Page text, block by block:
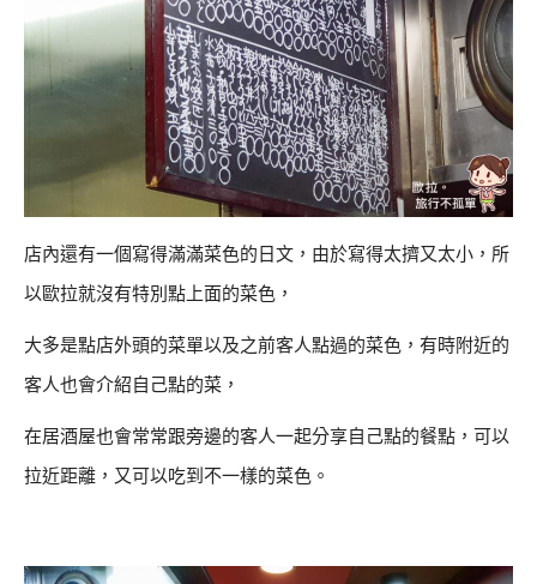
店內還有一個寫得滿滿菜色的日文，由於寫得太擠又太小，所
以歐拉就沒有特別點上面的菜色，
大多是點店外頭的菜單以及之前客人點過的菜色，有時附近的
客人也會介紹自己點的菜，
在居酒屋也會常常跟旁邊的客人一起分享自己點的餐點，可以
拉近距離，又可以吃到不一樣的菜色。